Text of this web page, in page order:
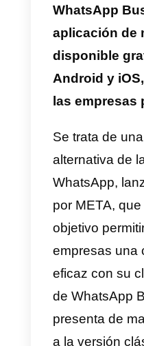
dudas
¿Qué
aplicación
Android y
las
Se trata
alternativa